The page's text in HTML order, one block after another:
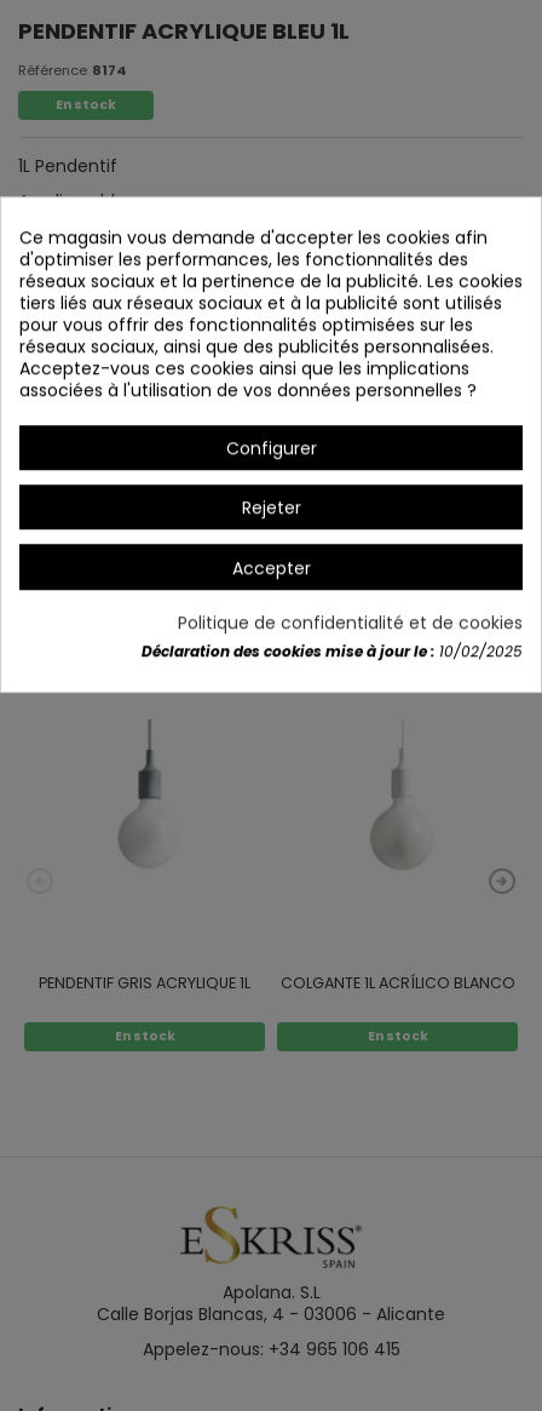
PENDENTIF ACRYLIQUE BLEU 1L
Référence 8174
En stock
1L Pendentif
Acrylique bleu.
Détails du produit
PENDENTIF GRIS ACRYLIQUE 1L
En stock
COLGANTE 1L ACRÍLICO BLANCO
En stock
Apolana. S.L
Calle Borjas Blancas, 4 - 03006 - Alicante
Appelez-nous: +34 965 106 415
Ce magasin vous demande d'accepter les cookies afin
d'optimiser les performances, les fonctionnalités des
réseaux sociaux et la pertinence de la publicité. Les cookies
tiers liés aux réseaux sociaux et à la publicité sont utilisés
pour vous offrir des fonctionnalités optimisées sur les
réseaux sociaux, ainsi que des publicités personnalisées.
Acceptez-vous ces cookies ainsi que les implications
associées à l'utilisation de vos données personnelles ?
Configurer
Rejeter
Accepter
Politique de confidentialité et de cookies
Déclaration des cookies mise à jour le : 10/02/2025